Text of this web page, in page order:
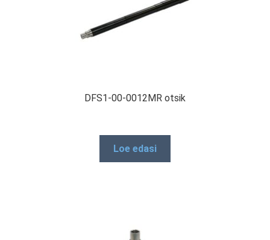
DFS1-00-0012MR otsik
Loe edasi